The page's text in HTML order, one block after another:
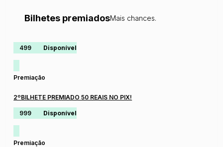
Bilhetes premiadosMais chances.
499 Disponível
Premiação
2ºBILHETE PREMIADO 50 REAIS NO PIX!
999 Disponível
Premiação